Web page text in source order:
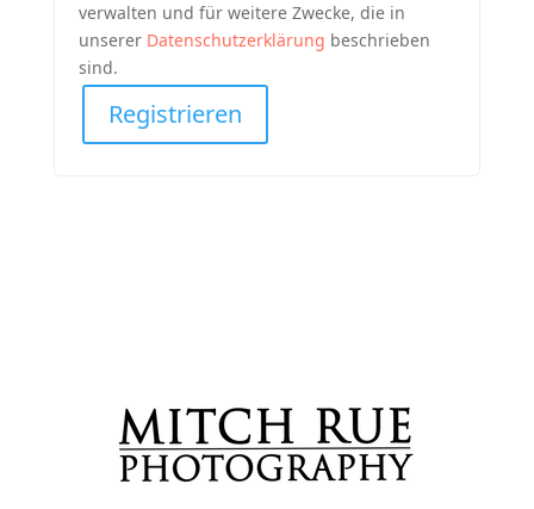
verwalten und für weitere Zwecke, die in
unserer Datenschutzerklärung beschrieben
sind.
Registrieren